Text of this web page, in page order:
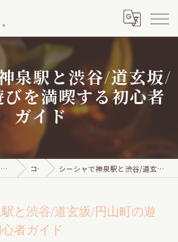
泉駅と渋谷/道玄坂/
を満喫する初心者
ガイド
東京都渋谷のシーシャならami Luxury Bar & Shisha コラム シーシャで神泉駅と渋谷/道玄坂/円山町の遊びを満喫する初心者ガイド
と渋谷/道玄坂/円山町の遊
者ガイド